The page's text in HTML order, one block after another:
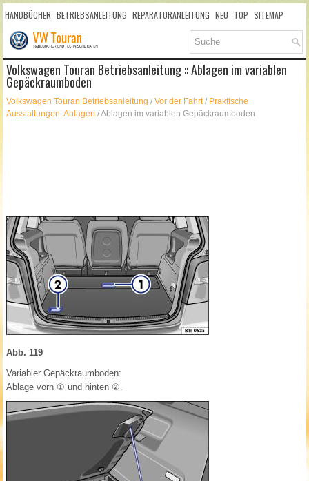
HANDBÜCHER BETRIEBSANLEITUNG REPARATURANLEITUNG NEU TOP SITEMAP
SUCHLAUF
Volkswagen Touran Betriebsanleitung :: Ablagen im variablen
Gepäckraumboden
Volkswagen Touran Betriebsanleitung /Vor der Fahrt/ Praktische
Ausstattungen. Ablagen / Ablagen im variablen Gepäckraumboden
Abb. 119
Variabler Gepäckraumboden:
Ablage vorn ① und hinten ②.